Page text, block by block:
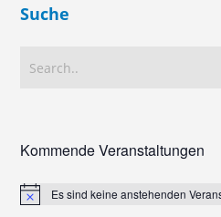
Suche
Kommende Veranstaltungen
HinweisEs sind keine anstehenden